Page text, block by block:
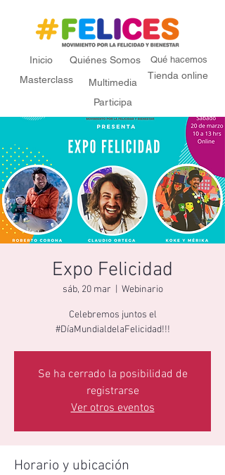
Inicio Quiénes Somos Qué hacemos
Masterclass Multimedia
Tienda online
Participa
Expo Felicidad
sáb, 20 mar Webinario
Celebremos juntos el
#DíaMundialdelaFelicidad!!!
Se ha cerrado la posibilidad de
registrarse
Ver otros eventos
Horario y ubicación